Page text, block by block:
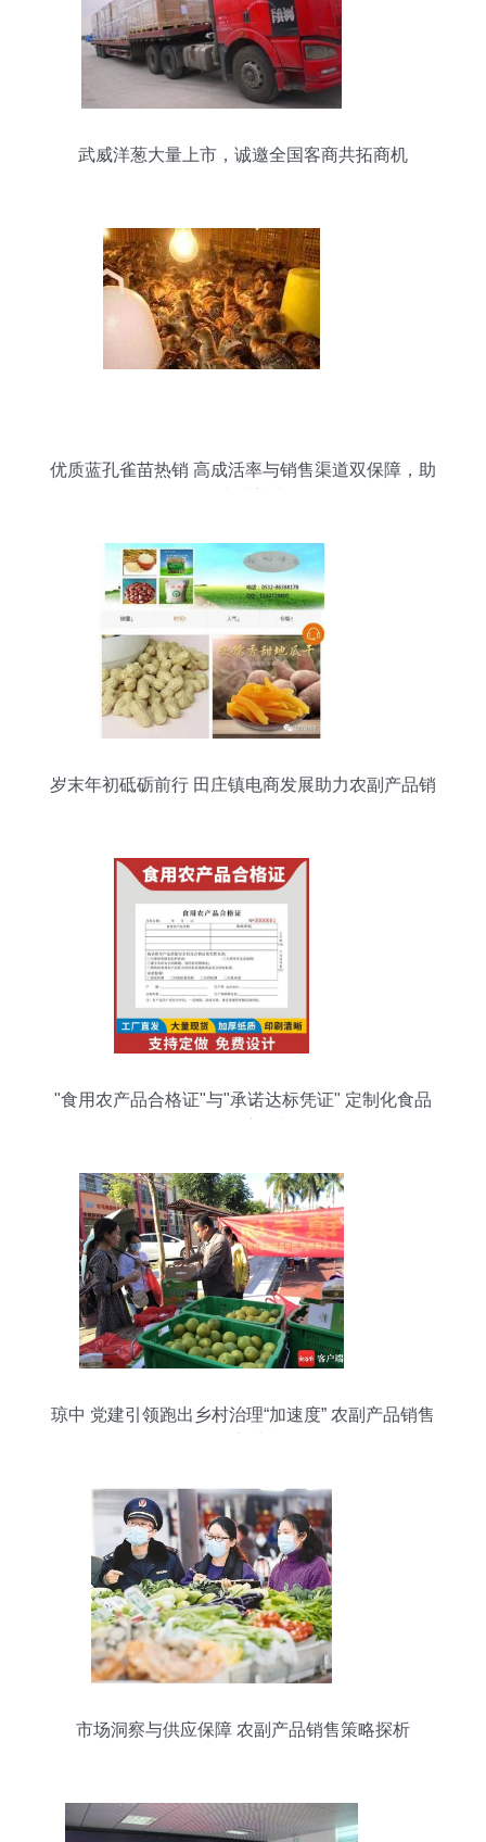
武威洋葱大量上市，诚邀全国客商共拓商机
优质蓝孔雀苗热销 高成活率与销售渠道双保障，助
岁末年初砥砺前行 田庄镇电商发展助力农副产品销
"食用农产品合格证"与"承诺达标凭证" 定制化食品
琼中 党建引领跑出乡村治理“加速度” 农副产品销售
市场洞察与供应保障 农副产品销售策略探析